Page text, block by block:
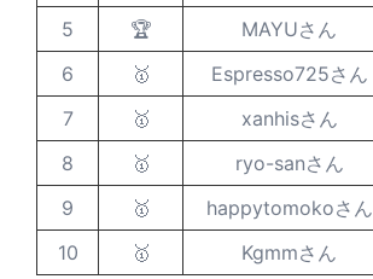
5
🏆 MAYUさん
6
🥇 Espresso725さん
7
🥇 xanhisさん
8
🥇 ryo-sanさん
9
🥇 happytomokoさん
10
🥇 Kgmmさん